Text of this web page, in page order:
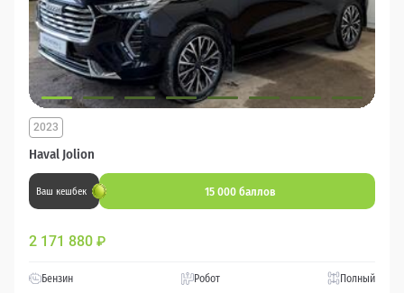
Haval Jolion
2023
Ваш кешбек 15 000 баллов
2 171 880 ₽
Бензин Робот Полный